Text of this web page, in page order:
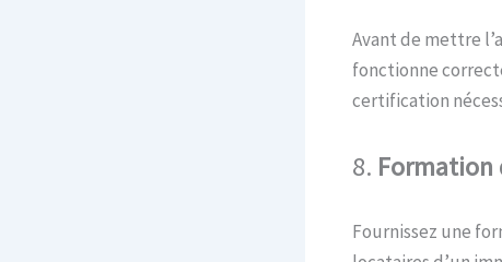
Avant de mettre
fonctionne
certification
8. Formation
Fournissez une